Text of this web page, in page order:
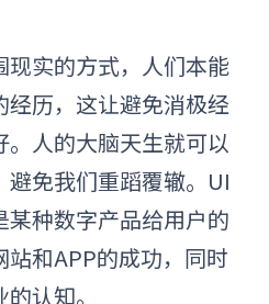
现实的方式， 人们本能
历，这让避免消极经
人的大脑天生就可以
免我们重蹈覆辙。UI
种数字产品给用户的
和APP的成功，同时
认知。